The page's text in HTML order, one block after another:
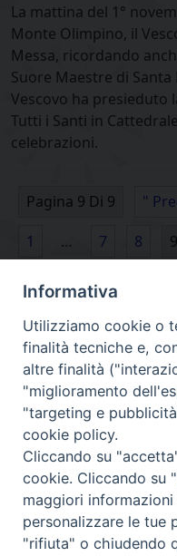
La mattina del 1°
Monte Olimpino, il
Messa, ricordando
Suore Maestre di
Vescovo ha presieduto
Tutti i Santi in
celebrazioni.
Pagina 9 Di 9
"
1
… 7 8 9
di
Informativa
Utilizziamo cookie o
finalità tecniche e,
altre finalità
"miglioramento
"targeting e
cookie policy.
Cliccando su
cookie. Cliccando su
maggiori
personalizzare le tue
"rifiuta" o chiudendo